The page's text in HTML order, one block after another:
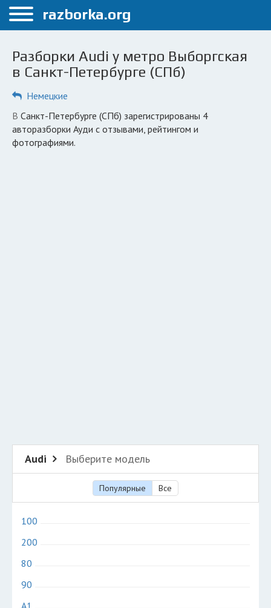
Меню
Санкт-Петербург
Каталог разборок
Автосервисы
Разборки Audi у метро Выборгская
в Санкт-Петербурге (СПб)
Немецкие
в Санкт-Петербурге (СПб) зарегистрированы 4
авторазборки Ауди с отзывами, рейтингом и
фотографиями.
Audi Выберите модель
Популярные Все
100
200
80
90
A1
razborka.org